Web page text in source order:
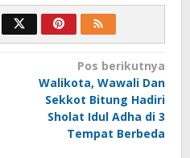
Pos berikutnya
Walikota, Wawali Dan
Sekkot Bitung Hadiri
Sholat Idul Adha di 3
Tempat Berbeda